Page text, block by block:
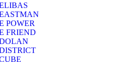
POWER
FRIEND